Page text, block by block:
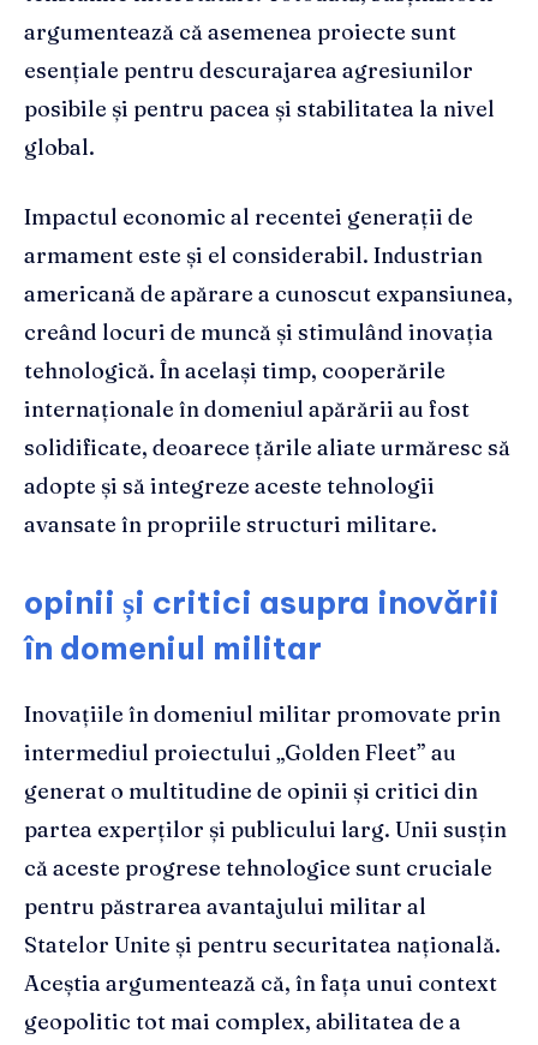
argumentează că asemenea proiecte sunt
esențiale pentru descurajarea agresiunilor
posibile și pentru pacea și stabilitatea la nivel
global.
Impactul economic al recentei generații de
armament este și el considerabil. Industrian
americană de apărare a cunoscut expansiunea,
creând locuri de muncă și stimulând inovația
tehnologică. În același timp, cooperările
internaționale în domeniul apărării au fost
solidificate, deoarece țările aliate urmăresc să
adopte și să integreze aceste tehnologii
avansate în propriile structuri militare.
opinii și critici asupra inovării
în domeniul militar
Inovațiile în domeniul militar promovate prin
intermediul proiectului „Golden Fleet” au
generat o multitudine de opinii și critici din
partea experților și publicului larg. Unii susțin
că aceste progrese tehnologice sunt cruciale
pentru păstrarea avantajului militar al
Statelor Unite și pentru securitatea națională.
Aceștia argumentează că, în fața unui context
geopolitic tot mai complex, abilitatea de a